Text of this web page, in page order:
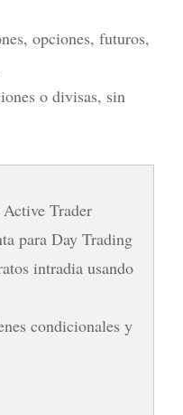
opciones, futuros,
o divisas, sin
Trader
para Day Trading
intradia usando
condicionales y